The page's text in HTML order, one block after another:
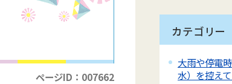
ページID：007662
カテゴリー
大雨や停電
水）を控え